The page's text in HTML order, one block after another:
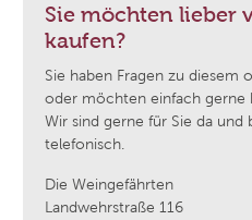
Sie möchten lieber
kaufen?
Sie haben Fragen zu diesem
oder möchten einfach gerne
Wir sind gerne für Sie da und
telefonisch.
Die Weingefährten
Landwehrstraße 116